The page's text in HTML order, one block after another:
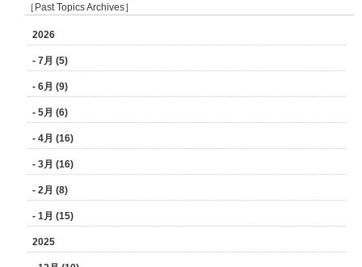
［Past Topics Archives］
2026
- 7月 (5)
- 6月 (9)
- 5月 (6)
- 4月 (16)
- 3月 (16)
- 2月 (8)
- 1月 (15)
2025